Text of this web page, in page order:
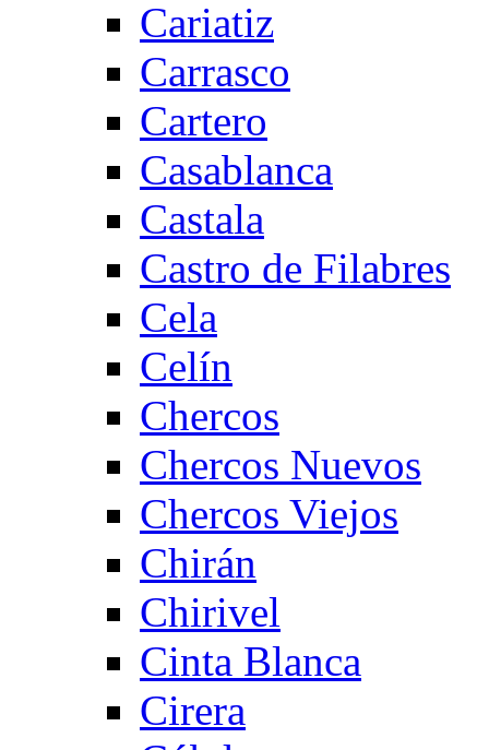
Cariatiz
Carrasco
Cartero
Casablanca
Castala
Castro de Filabres
Cela
Celín
Chercos
Chercos Nuevos
Chercos Viejos
Chirán
Chirivel
Cinta Blanca
Cirera